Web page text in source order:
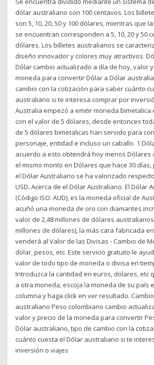
dólar australiano son 100 centavos. Los
son 5, 10, 20, 50 y 100 dólares, mientras que
se encuentran corresponden a 5, 10, 20 y 50
dólares. Los billetes australianos se
diseño innovador y colores muy atractivos.
Dólar cambio actualizado a día de hoy, valor
moneda para convertir Dólar a Dólar
cambio con la cotización para saber cuánto
australiano si te interesa comprar por
Australia empezó a emitir moneda bimetalica
con el valor de 5 dólares, desde entonces
de 5 dólares bimetalicas han servido para
personaje, entidad e incluso un caballo. 1
acuerdo a esto obtendrá hoy menos Dólares
el mismo monto en Dólares que hace 30
el Dólar Australiano se ha valorizado
USD. Acerca de el Dólar Australiano. El Dólar
(Código ISO: AUD), es la moneda oficial de
acuñó una moneda de oro con diamantes
valor de 2,48 millones de dólares
millones de dólares), la más cara fabricada
venderá al Valor de las Divisas - Cambio de
dolar, pesos, etc. Este servicio gratuito le
valor de todo tipo de moneda o divisa en
Introduzca la cantidad en euros, dolares, etc
a otra moneda, escoja la moneda de su país
columna y haga click en ver resultado.
australiano Peso colombiano cambio
valor y precio de la moneda para convertir
Dólar australiano, tipo de cambio con la
cuánto cuesta el Dólar australiano si te
inversión o viajes